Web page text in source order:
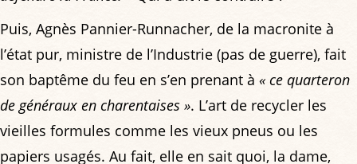
Puis, Agnès Pannier-Runnacher, de la macronite à
l’état pur, ministre de l’Industrie (pas de guerre), fait
son baptême du feu en s’en prenant à « ce quarteron
de généraux en charentaises ». L’art de recycler les
vieilles formules comme les vieux pneus ou les
papiers usagés. Au fait, elle en sait quoi, la dame,